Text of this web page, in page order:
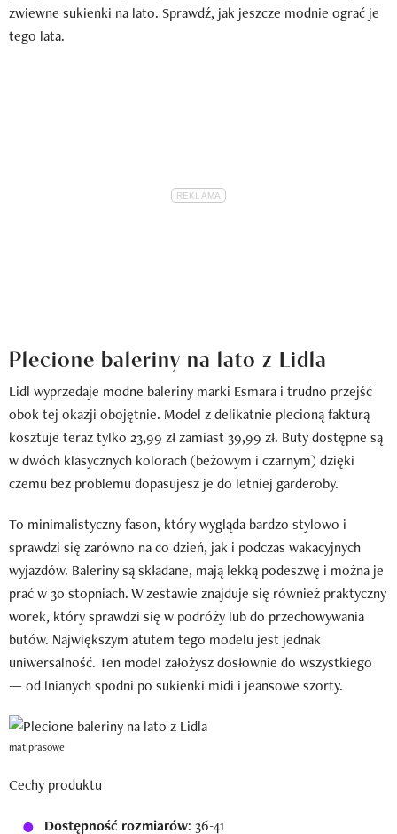
zwiewne sukienki na lato. Sprawdź, jak jeszcze modnie ograć je
tego lata.
Plecione baleriny na lato z Lidla
Lidl wyprzedaje modne baleriny marki Esmara i trudno przejść
obok tej okazji obojętnie. Model z delikatnie plecioną fakturą
kosztuje teraz tylko 23,99 zł zamiast 39,99 zł. Buty dostępne są
w dwóch klasycznych kolorach (beżowym i czarnym) dzięki
czemu bez problemu dopasujesz je do letniej garderoby.
To minimalistyczny fason, który wygląda bardzo stylowo i
sprawdzi się zarówno na co dzień, jak i podczas wakacyjnych
wyjazdów. Baleriny są składane, mają lekką podeszwę i można je
prać w 30 stopniach. W zestawie znajduje się również praktyczny
worek, który sprawdzi się w podróży lub do przechowywania
butów. Największym atutem tego modelu jest jednak
uniwersalność. Ten model założysz dosłownie do wszystkiego
— od lnianych spodni po sukienki midi i jeansowe szorty.
mat.prasowe
Cechy produktu
Dostępność rozmiarów: 36-41